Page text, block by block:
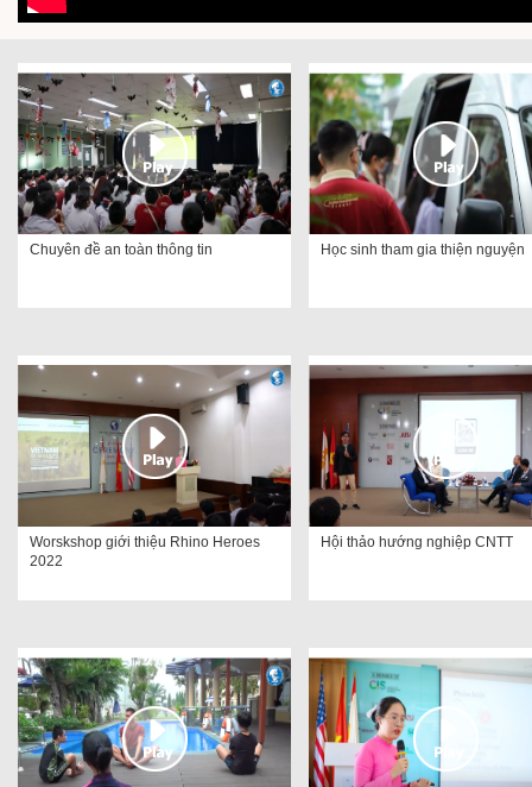
Chuyên đề an toàn thông tin Học sinh tham gia thiện nguyện
Worskshop giới thiệu Rhino Heroes
2022
Hội thảo hướng nghiệp CNTT